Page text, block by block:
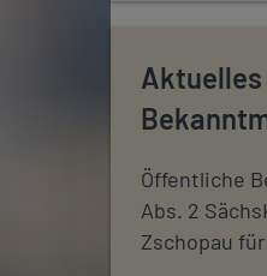
Öffentliche
Abs. 2
Zschopau